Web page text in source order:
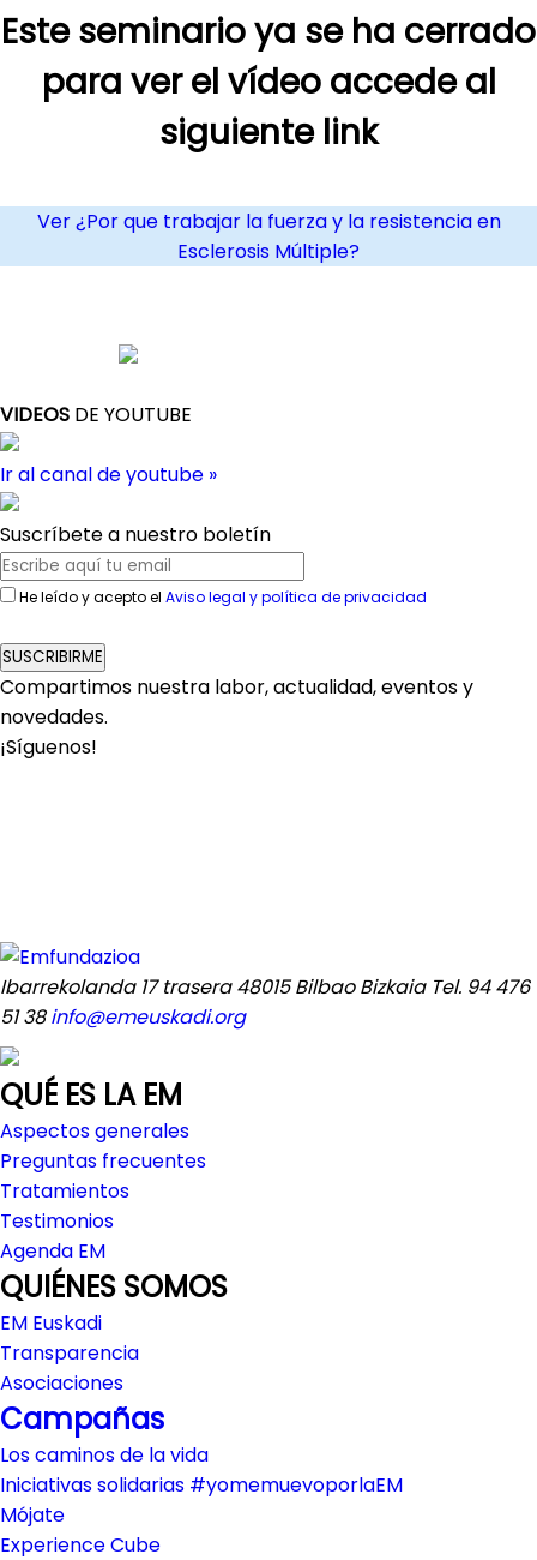
Este seminario ya se ha cerrado
para ver el vídeo accede al
siguiente link
Ver ¿Por que trabajar la fuerza y la resistencia en
Esclerosis Múltiple?
VIDEOS DE YOUTUBE
Ir al canal de youtube »
Suscríbete a nuestro boletín
He leído y acepto el Aviso legal y política de privacidad
SUSCRIBIRME
Compartimos nuestra labor, actualidad, eventos y
novedades.
¡Síguenos!
Ibarrekolanda 17 trasera48015 Bilbao Bizkaia Tel. 94 476
51 38info@emeuskadi.org
QUÉ ES LA EM
Aspectos generales
Preguntas frecuentes
Tratamientos
Testimonios
Agenda EM
QUIÉNES SOMOS
EM Euskadi
Transparencia
Asociaciones
Campañas
Los caminos de la vida
Iniciativas solidarias #yomemuevoporlaEM
Mójate
Experience Cube